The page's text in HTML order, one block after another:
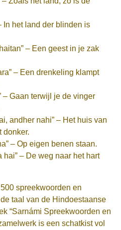
In het land der blinden is
– Een geest in je zak
– Een drenkeling klampt
– Gaan terwijl je de vinger
andher nahi” – Het huis van
donker.
– Op eigen benen staan.
hai” – De weg naar het hart
spreekwoorden en
taal van de Hindoestaanse
“Sarnámi Spreekwoorden en
is een schatkist vol